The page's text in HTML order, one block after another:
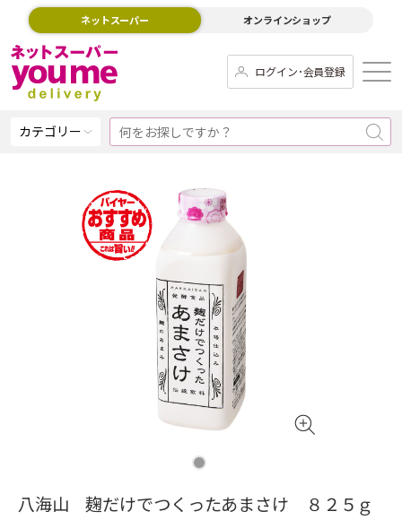
ネットスーパー オンラインショップ
ログイン･会員登録
カテゴリー
八海山 麹だけでつくったあまさけ ８２５ｇ